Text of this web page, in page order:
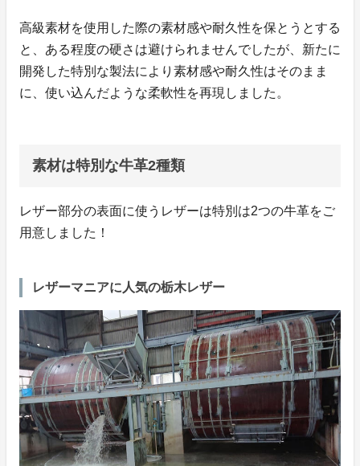
高級素材を使用した際の素材感や耐久性を保とうとする
と、ある程度の硬さは避けられませんでしたが、新たに
開発した特別な製法により素材感や耐久性はそのまま
に、使い込んだような柔軟性を再現しました。
素材は特別な牛革2種類
レザー部分の表面に使うレザーは特別は2つの牛革をご
用意しました！
レザーマニアに人気の栃木レザー